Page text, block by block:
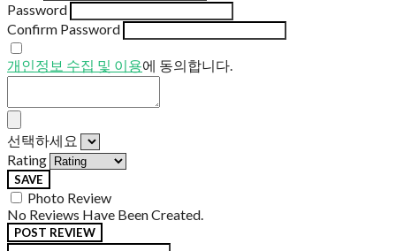
Password
Confirm Password
개인정보 수집 및 이용에 동의합니다.
선택하세요
Rating
SAVE
Photo Review
No Reviews Have Been Created.
POST REVIEW